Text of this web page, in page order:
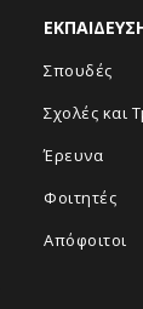
Σπουδές
Σχολές και
Έρευνα
Φοιτητές
Απόφοιτοι